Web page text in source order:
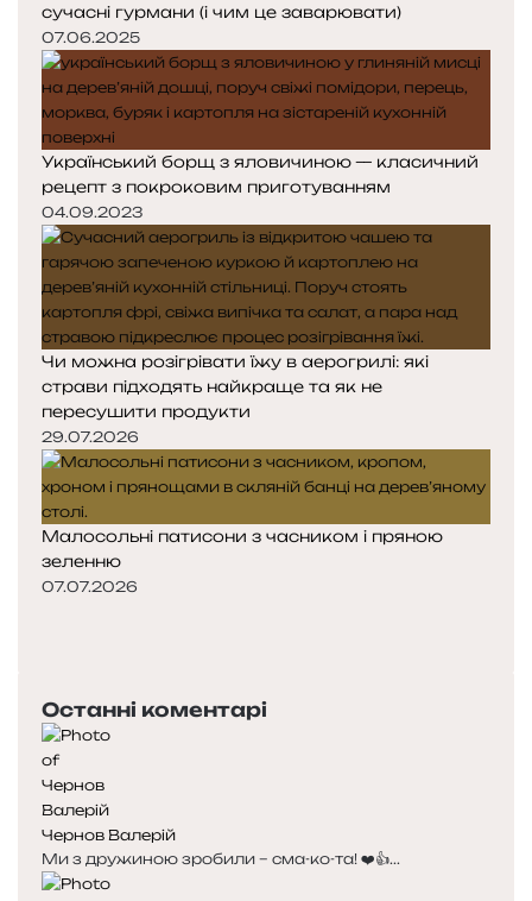
сучасні гурмани (і чим це заварювати)
07.06.2025
Український борщ з яловичиною — класичний
рецепт з покроковим приготуванням
04.09.2023
Чи можна розігрівати їжу в аерогрилі: які
страви підходять найкраще та як не
пересушити продукти
29.07.2026
Малосольні патисони з часником і пряною
зеленню
07.07.2026
Останні коментарі
Чернов Валерій
Ми з дружиною зробили – сма-ко-та! ❤️👍...